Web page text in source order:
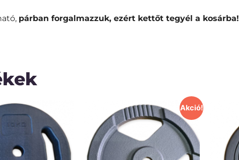
párban forgalmazzuk, ezért kettőt tegyél a kosárba!
Akció!